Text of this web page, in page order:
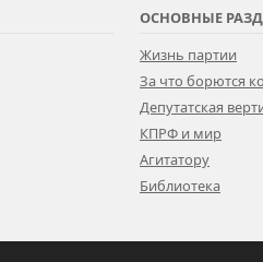
ОСНОВНЫЕ
Жизнь партии
За что борются
Депутатская
КПРФ и мир
Агитатору
Библиотека